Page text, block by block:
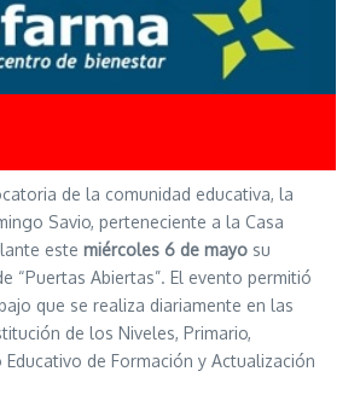
de la comunidad educativa, la
Savio, perteneciente a la Casa
este miércoles 6 de mayo su
“Puertas Abiertas”. El evento permitió
que se realiza diariamente en las
de los Niveles, Primario,
de Formación y Actualización